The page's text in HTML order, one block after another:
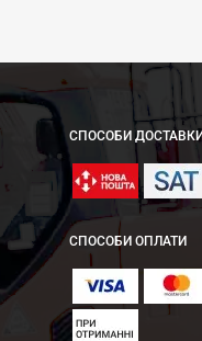
СПОСОБИ ДОСТАВКИ
СПОСОБИ ОПЛАТИ